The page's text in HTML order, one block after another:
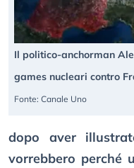
Il politico-anchorman
games nucleari contro
Fonte: Canale Uno
dopo aver
vorrebbero perché